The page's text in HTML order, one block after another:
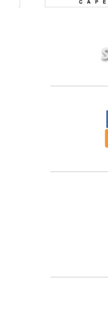
Inscrições
Inscrições
EDITAL
Inscrições